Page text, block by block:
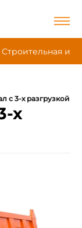
Строительная и
с 3-х разгрузкой
х